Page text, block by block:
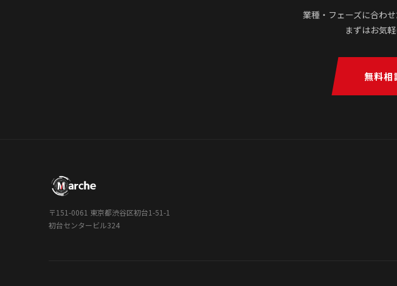
業種・フェーズに合わ
まずはお気
無料相
〒151-0061 東京都渋谷区初台1-51-1
初台センタービル324